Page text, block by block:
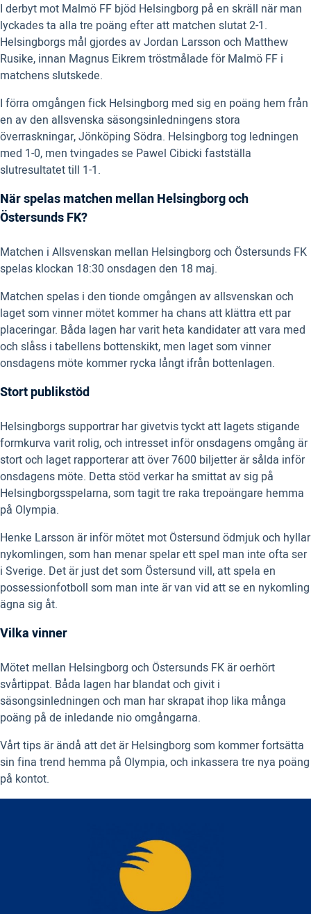
I derbyt mot Malmö FF bjöd Helsingborg på en skräll när man
lyckades ta alla tre poäng efter att matchen slutat 2-1.
Helsingborgs mål gjordes av Jordan Larsson och Matthew
Rusike, innan Magnus Eikrem tröstmålade för Malmö FF i
matchens slutskede.
I förra omgången fick Helsingborg med sig en poäng hem från
en av den allsvenska säsongsinledningens stora
överraskningar, Jönköping Södra. Helsingborg tog ledningen
med 1-0, men tvingades se Pawel Cibicki fastställa
slutresultatet till 1-1.
När spelas matchen mellan Helsingborg och
Östersunds FK?
Matchen i Allsvenskan mellan Helsingborg och Östersunds FK
spelas klockan 18:30 onsdagen den 18 maj.
Matchen spelas i den tionde omgången av allsvenskan och
laget som vinner mötet kommer ha chans att klättra ett par
placeringar. Båda lagen har varit heta kandidater att vara med
och slåss i tabellens bottenskikt, men laget som vinner
onsdagens möte kommer rycka långt ifrån bottenlagen.
Stort publikstöd
Helsingborgs supportrar har givetvis tyckt att lagets stigande
formkurva varit rolig, och intresset inför onsdagens omgång är
stort och laget rapporterar att över 7600 biljetter är sålda inför
onsdagens möte. Detta stöd verkar ha smittat av sig på
Helsingborgsspelarna, som tagit tre raka trepoängare hemma
på Olympia.
Henke Larsson är inför mötet mot Östersund ödmjuk och hyllar
nykomlingen, som han menar spelar ett spel man inte ofta ser
i Sverige. Det är just det som Östersund vill, att spela en
possessionfotboll som man inte är van vid att se en nykomling
ägna sig åt.
Vilka vinner
Mötet mellan Helsingborg och Östersunds FK är oerhört
svårtippat. Båda lagen har blandat och givit i
säsongsinledningen och man har skrapat ihop lika många
poäng på de inledande nio omgångarna.
Vårt tips är ändå att det är Helsingborg som kommer fortsätta
sin fina trend hemma på Olympia, och inkassera tre nya poäng
på kontot.